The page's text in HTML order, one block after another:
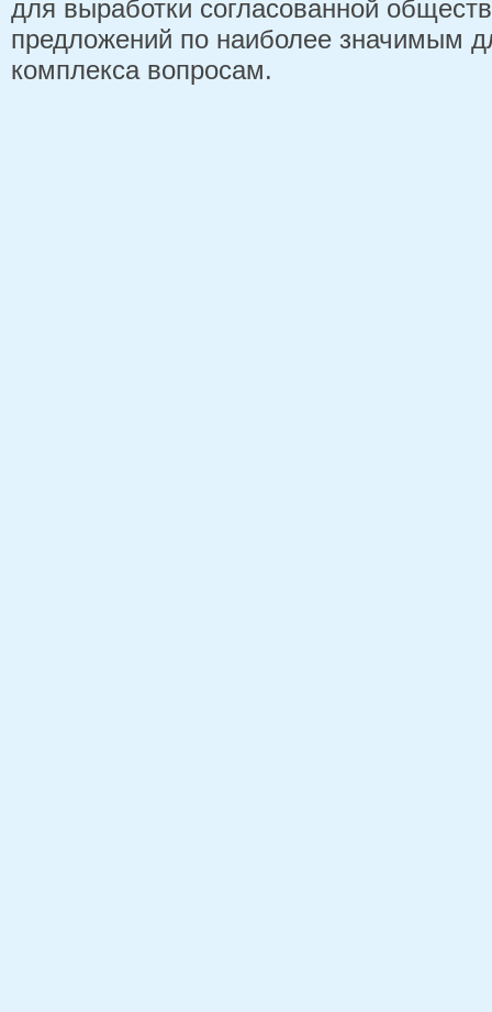
для выработки согласованной
предложений по наиболее значимым
комплекса вопросам.